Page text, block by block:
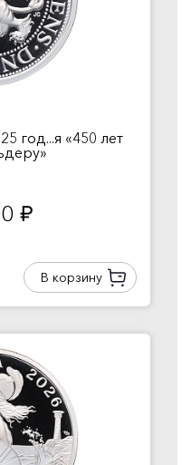
год...я «450 лет
руб.
В корзину